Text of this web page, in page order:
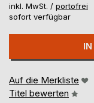
inkl. MwSt. / portofrei
sofort verfügbar
IN
Auf die Merkliste
Titel bewerten